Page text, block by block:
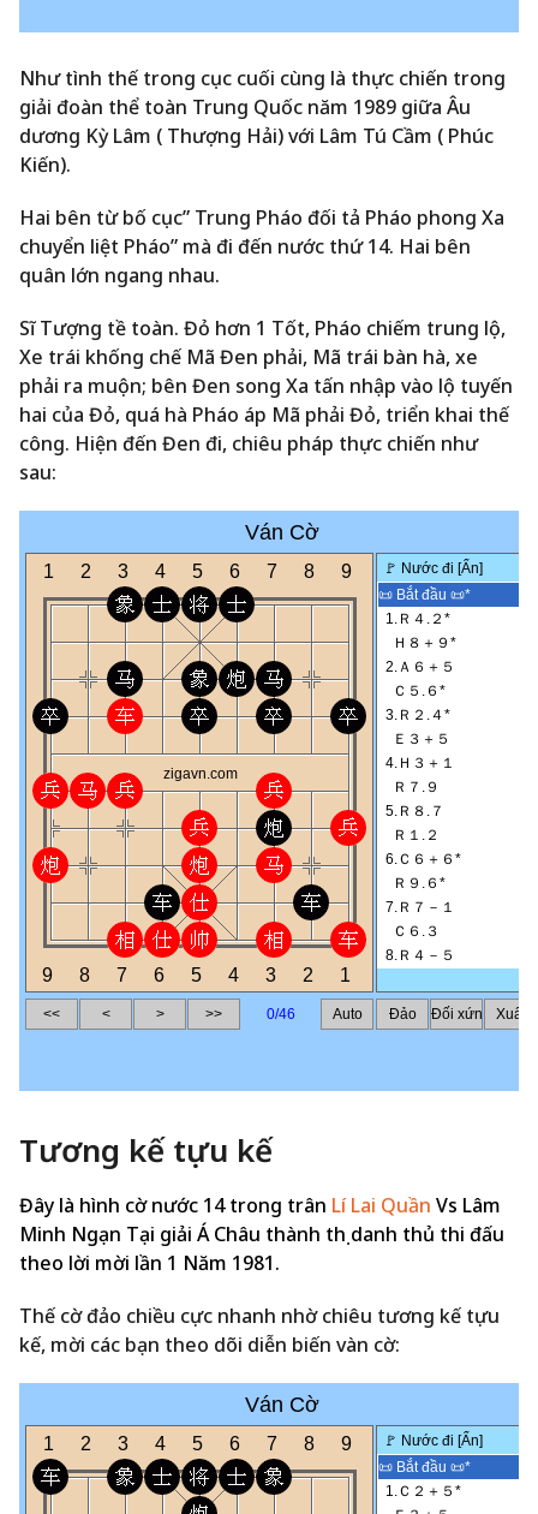
Như tình thế trong cục cuối cùng là thực chiến trong
giải đoàn thể toàn Trung Quốc năm 1989 giữa Âu
dương Kỳ Lâm ( Thượng Hải) với Lâm Tú Cầm ( Phúc
Kiến).
Hai bên từ bố cục” Trung Pháo đối tả Pháo phong Xa
chuyển liệt Pháo” mà đi đến nước thứ 14. Hai bên
quân lớn ngang nhau.
Sĩ Tượng tề toàn. Đỏ hơn 1 Tốt, Pháo chiếm trung lộ,
Xe trái khống chế Mã Đen phải, Mã trái bàn hà, xe
phải ra muộn; bên Đen song Xa tấn nhập vào lộ tuyến
hai của Đỏ, quá hà Pháo áp Mã phải Đỏ, triển khai thế
công. Hiện đến Đen đi, chiêu pháp thực chiến như
sau:
Tương kế tựu kế
Đây là hình cờ nước 14 trong trân Lí Lai Quần Vs Lâm
Minh Ngạn Tại giải Á Châu thành thị danh thủ thi đấu
theo lời mời lần 1 Năm 1981.
Thế cờ đảo chiều cực nhanh nhờ chiêu tương kế tựu
kế, mời các bạn theo dõi diễn biến vàn cờ: